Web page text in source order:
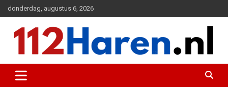
naar
inhoud
donderdag, augustus 6, 2026
112 Haren.nl